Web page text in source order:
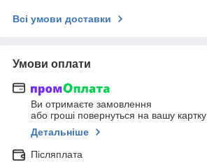
Всі умови доставки
Умови оплати
Ви отримаєте замовлення
або гроші повернуться на вашу картку
Детальніше
Післяплата